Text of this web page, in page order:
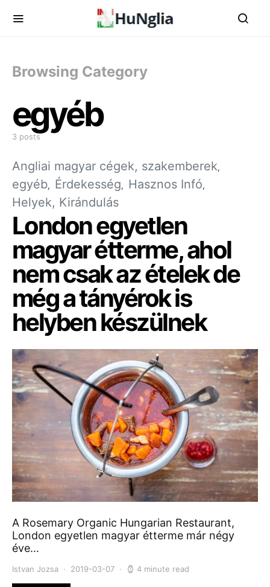
Browsing Category
egyéb
3 posts
Angliai magyar cégek, szakemberek
egyéb Érdekesség Hasznos Infó
Helyek, Kirándulás
London egyetlen
magyar étterme, ahol
nem csak az ételek de
még a tányérok is
helyben készülnek
A Rosemary Organic Hungarian Restaurant,
London egyetlen magyar étterme már négy
éve…
Istvan Jozsa 2019-03-07 4 minute read